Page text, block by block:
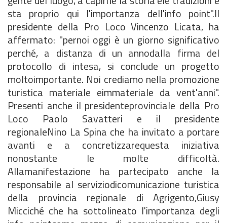
sta proprio qui l'importanza dell'info point".Il
presidente della Pro Loco Vincenzo Licata, ha
affermato: "pernoi oggi è un giorno significativo
perché, a distanza di un annodalla firma del
protocollo di intesa, si conclude un progetto
moltoimportante. Noi crediamo nella promozione
turistica materiale eimmateriale da vent'anni".
Presenti anche il presidenteprovinciale della Pro
Loco Paolo Savatteri e il presidente
regionaleNino La Spina che ha invitato a portare
avanti e a concretizzarequesta iniziativa
nonostante le molte difficoltà.
Allamanifestazione ha partecipato anche la
responsabile al serviziodicomunicazione turistica
della provincia regionale di Agrigento,Giusy
Micciché che ha sottolineato l'importanza degli